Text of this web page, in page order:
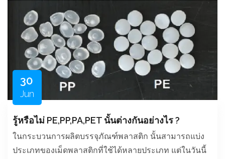
30
Jun
รู้หรือไม่ PE,PP,PA,PET นั้นต่างกันอย่างไร ?
ในกระบวนการผลิตบรรจุภัณฑ์พลาสติก นั้นสามารถแบ่ง
ประเภทของเม็ดพลาสติกที่ใช้ได้หลายประเภท แต่ในวันนี้